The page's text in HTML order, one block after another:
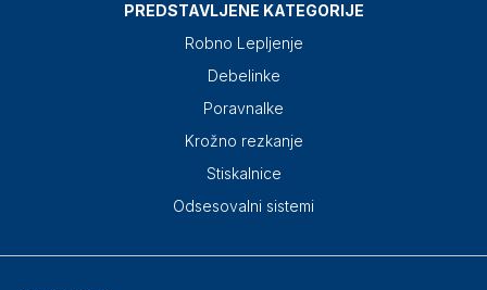
PREDSTAVLJENE KATEGORIJE
Robno Lepljenje
Debelinke
Poravnalke
Krožno rezkanje
Stiskalnice
Odsesovalni sistemi